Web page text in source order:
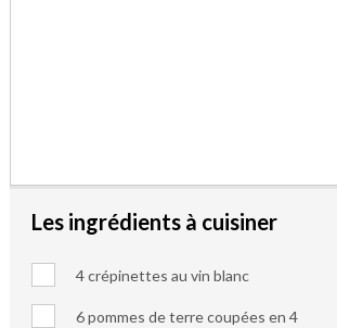
Les ingrédients à cuisiner
4 crépinettes au vin blanc
6 pommes de terre coupées en 4